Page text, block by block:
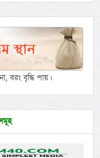
বরং বৃদ্ধি পায়।